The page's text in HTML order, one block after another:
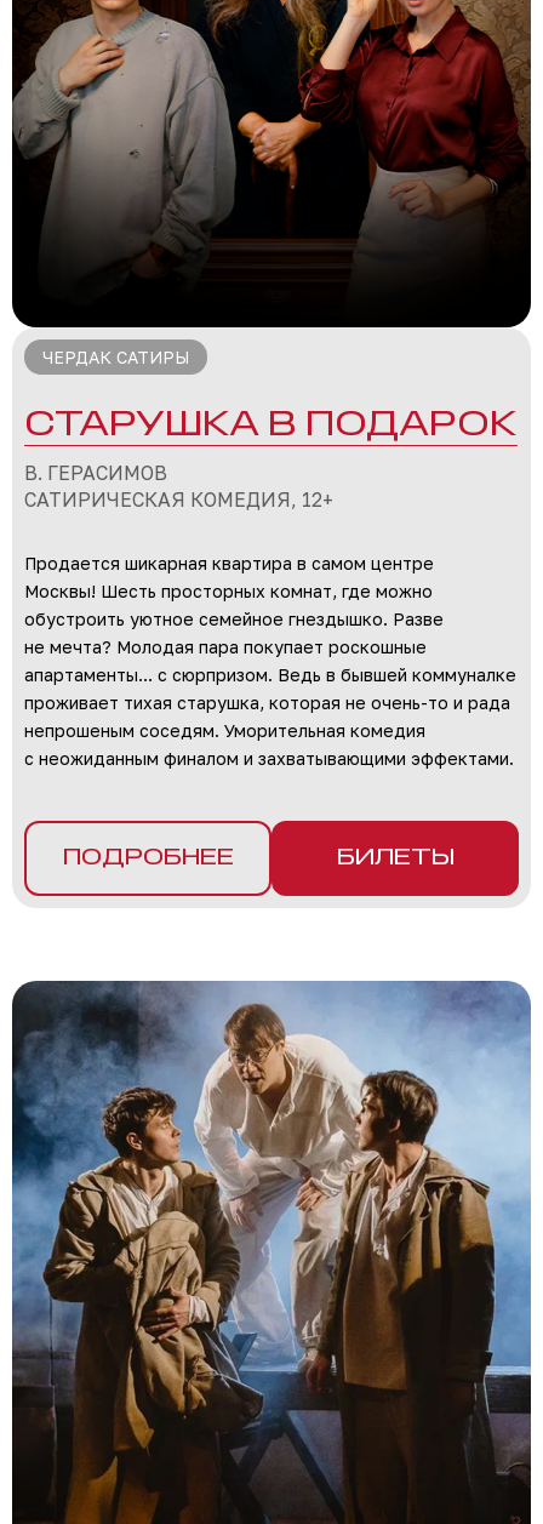
ЧЕРДАК САТИРЫ
СТАРУШКА В ПОДАРОК
В. ГЕРАСИМОВ
САТИРИЧЕСКАЯ КОМЕДИЯ, 12+
Продается шикарная квартира в самом центре
Москвы! Шесть просторных комнат, где можно
обустроить уютное семейное гнездышко. Разве
не мечта? Молодая пара покупает роскошные
апартаменты… с сюрпризом. Ведь в бывшей коммуналке
проживает тихая старушка, которая не очень-то и рада
непрошеным соседям. Уморительная комедия
с неожиданным финалом и захватывающими эффектами.
ПОДРОБНЕЕ БИЛЕТЫ